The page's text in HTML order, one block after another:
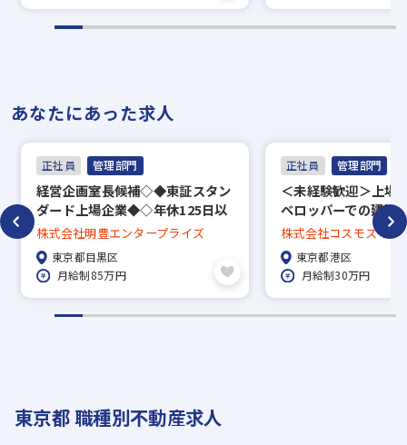
あなたにあった求人
正社員 管理部門
経営企画室長候補◇◆東証スタン
ダード上場企業◆◇年休125日以
上／経営戦略の立案経験者の募集
株式会社明豊エンタープライズ
東京都目黒区
月給制85万円
正社員 管理部門
＜未経験歓迎＞上場
ベロッパーでの建築
ィレクション業務／
日×土日祝／産休育
100％
株式会社コスモスイニ
東京都港区
月給制30万円
東京都 職種別不動産求人